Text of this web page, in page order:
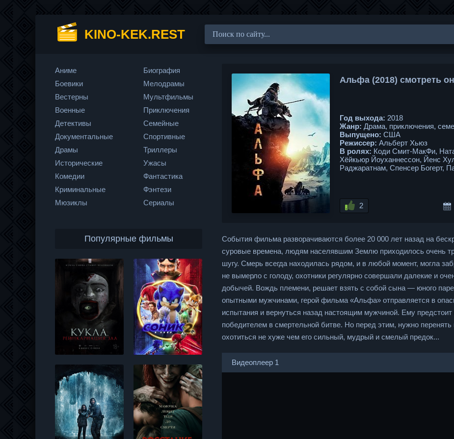
KINO-KEK.REST
Альфа (2018) смотреть
Год выхода: 2018
Жанр: Драма, приключения,
Выпущено: США
Режиссер: Альберт Хьюз
В ролях: Коди Смит-МакФи,
Хёйкьюр Йоуханнессон, Йенс
Раджаратнам, Спенсер Богерт,
2
События фильма разворачиваются более 20 000 лет назад на
суровые времена, людям населявшим Землю приходилось очень
шугу. Смерь всегда находилась рядом, и в любой момент, могла
не вымерло с голоду, охотники регулярно совершали далекие и
добычей. Вождь племени, решает взять с собой сына — юного
опытными мужчинами, герой фильма «Альфа» отправляется в
испытания и вернуться назад настоящим мужчиной. Ему
победителем в смертельной битве. Но перед этим, нужно перенять
охотиться не хуже чем его сильный, мудрый и смелый предок...
Видеоплеер 1
Аниме
Боевики
Вестерны
Военные
Детективы
Документальные
Драмы
Исторические
Комедии
Криминальные
Мюзиклы
Биография
Мелодрамы
Мультфильмы
Приключения
Семейные
Спортивные
Триллеры
Ужасы
Фантастика
Фэнтези
Сериалы
Популярные фильмы